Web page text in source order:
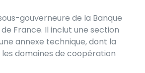
gouverneure de la Banque
France. Il inclut une section
annexe technique, dont la
domaines de coopération